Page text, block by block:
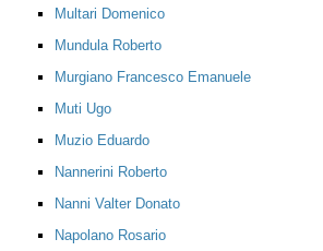
Multari Domenico
Mundula Roberto
Murgiano Francesco Emanuele
Muti Ugo
Muzio Eduardo
Nannerini Roberto
Nanni Valter Donato
Napolano Rosario